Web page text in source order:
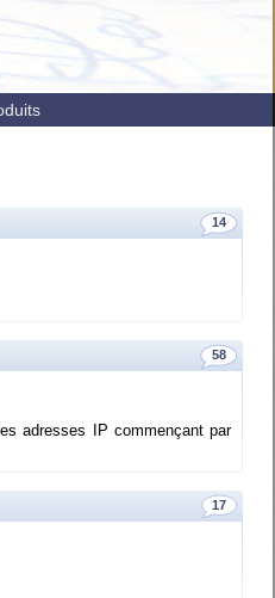
14
58
adresses IP com­men­çant par
17